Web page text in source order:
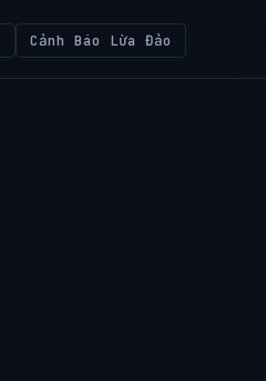
Cảnh Báo Lừa Đảo